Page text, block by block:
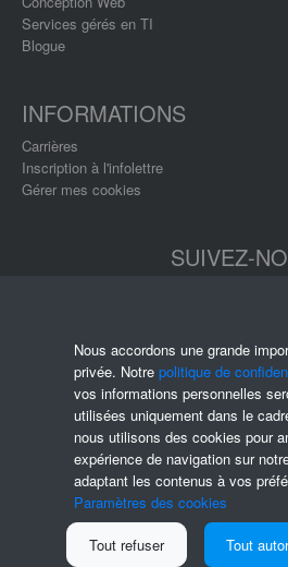
Nous accordons une grande
privée. Notre politique de
vos informations personnelles
utilisées uniquement dans le
nous utilisons des cookies pour
expérience de navigation sur
adaptant les contenus à vos
Paramètres des cookies
Tout refuser Tout
Services gérés en TI
Blogue
INFORMATIONS
Carrières
Inscription à l'infolettre
Gérer mes cookies
SUIVEZ-
© 2025 CODE3 Coopérative de